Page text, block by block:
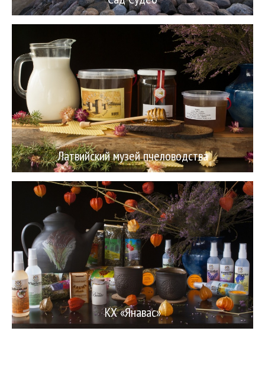
Латвийский музей пчеловодства
КХ «Янавас»